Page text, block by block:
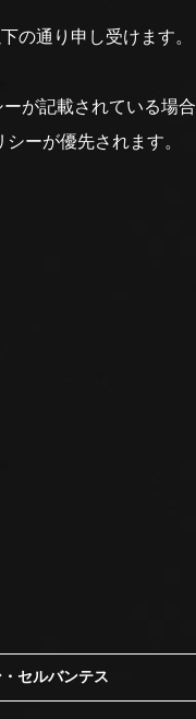
の通り申し受けます。
が記載されている場合
ーが優先されます。
セルバンテス